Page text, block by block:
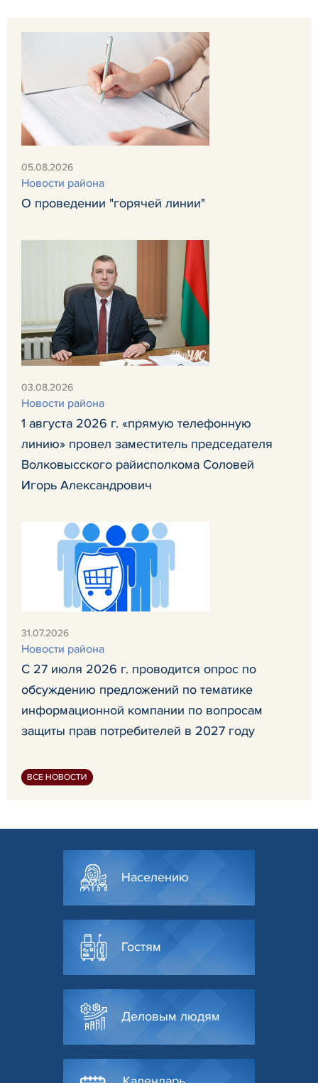
05.08.2026
Новости района
О проведении "горячей линии"
03.08.2026
Новости района
1 августа 2026 г. «прямую телефонную
линию» провел заместитель председателя
Волковысского райисполкома Соловей
Игорь Александрович
31.07.2026
Новости района
С 27 июля 2026 г. проводится опрос по
обсуждению предложений по тематике
информационной компании по вопросам
защиты прав потребителей в 2027 году
ВСЕ НОВОСТИ
Населению
Гостям
Деловым людям